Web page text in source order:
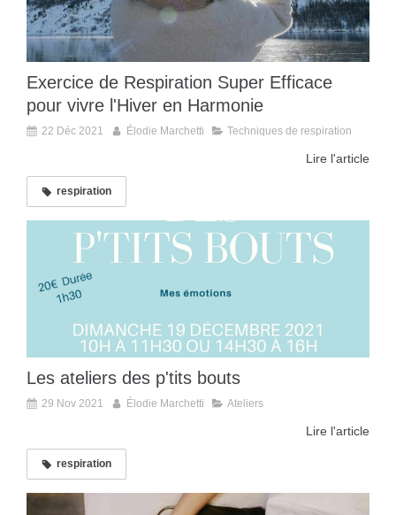
Exercice de Respiration Super Efficace
pour vivre l'Hiver en Harmonie
22 Déc 2021 Élodie Marchetti Techniques de respiration
Lire l'article
respiration
Les ateliers des p'tits bouts
29 Nov 2021 Élodie Marchetti Ateliers
Lire l'article
respiration